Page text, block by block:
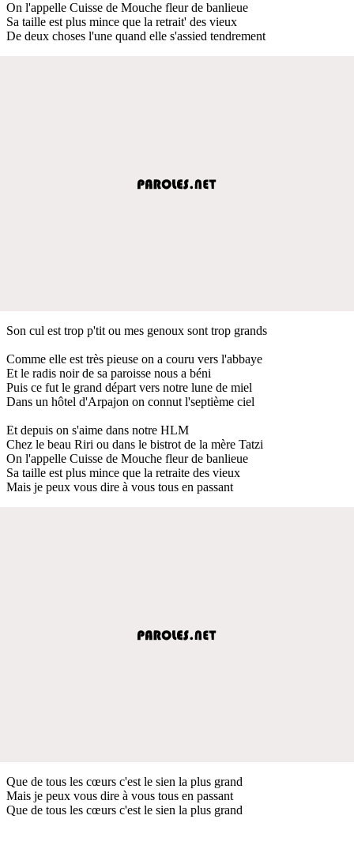
On l'appelle Cuisse de Mouche fleur de banlieue
Sa taille est plus mince que la retrait' des vieux
De deux choses l'une quand elle s'assied tendrement
Son cul est trop p'tit ou mes genoux sont trop grands
Comme elle est très pieuse on a couru vers l'abbaye
Et le radis noir de sa paroisse nous a béni
Puis ce fut le grand départ vers notre lune de miel
Dans un hôtel d'Arpajon on connut l'septième ciel
Et depuis on s'aime dans notre HLM
Chez le beau Riri ou dans le bistrot de la mère Tatzi
On l'appelle Cuisse de Mouche fleur de banlieue
Sa taille est plus mince que la retraite des vieux
Mais je peux vous dire à vous tous en passant
Que de tous les cœurs c'est le sien la plus grand
Mais je peux vous dire à vous tous en passant
Que de tous les cœurs c'est le sien la plus grand